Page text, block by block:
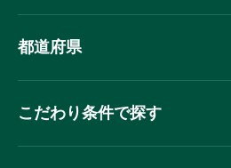
都道府県
こだわり条件で探す